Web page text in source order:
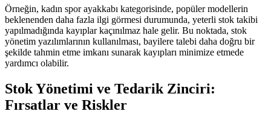
Örneğin, kadın spor ayakkabı kategorisinde, popüler modellerin
beklenenden daha fazla ilgi görmesi durumunda, yeterli stok takibi
yapılmadığında kayıplar kaçınılmaz hale gelir. Bu noktada, stok
yönetim yazılımlarının kullanılması, bayilere talebi daha doğru bir
şekilde tahmin etme imkanı sunarak kayıpları minimize etmede
yardımcı olabilir.
Stok Yönetimi ve Tedarik Zinciri:
Fırsatlar ve Riskler